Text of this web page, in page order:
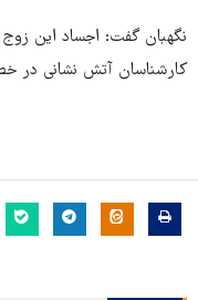
نگهبان گفت: اجساد این
کارشناسان آتش نشانی در